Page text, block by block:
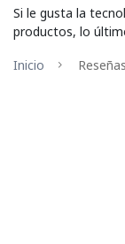
Si le gusta la
productos, lo
Inicio
Reseñas